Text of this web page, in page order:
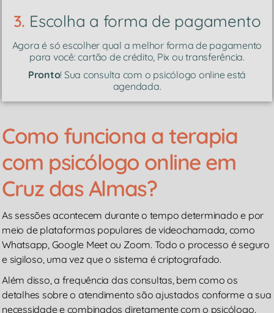
3. Escolha a forma de pagamento
Agora é só escolher qual a melhor forma de pagamento
para você: cartão de crédito, Pix ou transferência.
Pronto! Sua consulta com o psicólogo online está
agendada.
Como funciona a terapia
com psicólogo online em
Cruz das Almas?
As sessões acontecem durante o tempo determinado e por
meio de plataformas populares de videochamada, como
Whatsapp, Google Meet ou Zoom. Todo o processo é seguro
e sigiloso, uma vez que o sistema é criptografado.
Além disso, a frequência das consultas, bem como os
detalhes sobre o atendimento são ajustados conforme a sua
necessidade e combinados diretamente com o psicólogo.